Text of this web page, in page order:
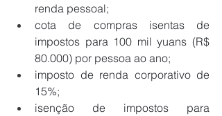
renda pessoal;
cota de compras isentas de
impostos para 100 mil yuans (R$
80.000) por pessoa ao ano;
imposto de renda corporativo de
15%;
isenção de impostos para